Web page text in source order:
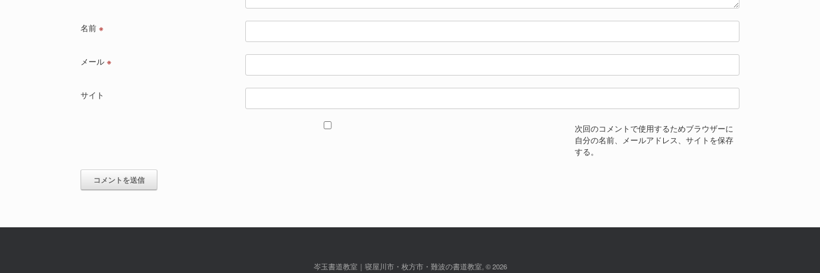
名前 ※
メール ※
サイト
次回のコメントで使用するためブラウザーに
自分の名前、メールアドレス、サイトを保存
する。
岑玉書道教室｜寝屋川市・枚方市・難波の書道教室, © 2026